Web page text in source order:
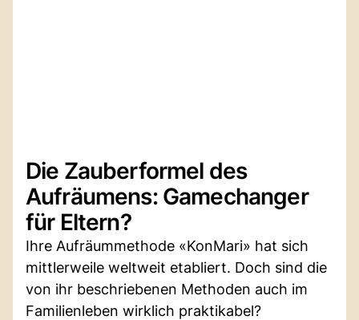
Die Zauberformel des
Aufräumens: Gamechanger
für Eltern?
Ihre Aufräummethode «KonMari» hat sich
mittlerweile weltweit etabliert. Doch sind die
von ihr beschriebenen Methoden auch im
Familienleben wirklich praktikabel?